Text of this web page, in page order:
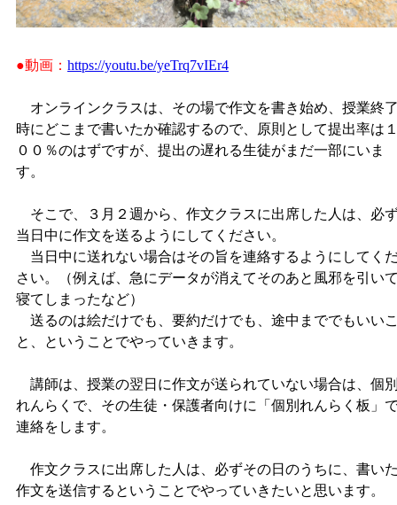
●動画： https://youtu.be/yeTrq7vIEr4
オンラインクラスは、その場で作文を書き始め、授業終
時にどこまで書いたか確認するので、原則として提出率は
００％のはずですが、提出の遅れる生徒がまだ一部にいま
す。
そこで、３月２週から、作文クラスに出席した人は、必
当日中に作文を送るようにしてください。
当日中に送れない場合はその旨を連絡するようにしてく
さい。（例えば、急にデータが消えてそのあと風邪を引い
寝てしまったなど）
送るのは絵だけでも、要約だけでも、途中まででもいい
と、ということでやっていきます。
講師は、授業の翌日に作文が送られていない場合は、個
れんらくで、その生徒・保護者向けに「個別れんらく板」
連絡をします。
作文クラスに出席した人は、必ずその日のうちに、書い
作文を送信するということでやっていきたいと思います。